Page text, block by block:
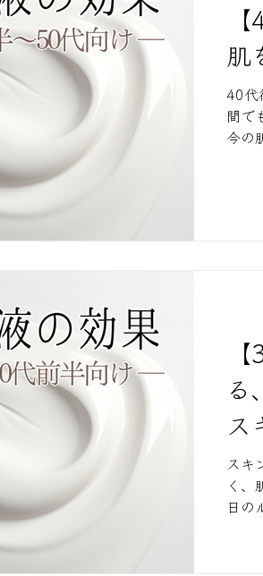
肌
40代
間で
今の
る
ス
スキ
く、
日の